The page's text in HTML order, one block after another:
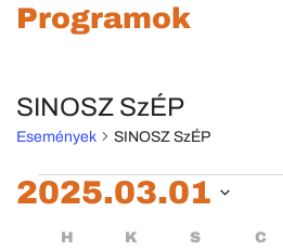
Programok
SINOSZ SzÉP
Események SINOSZ SzÉP
Események
2025.03.01
H HÉTFŐ
K KEDD
S SZERDA
C